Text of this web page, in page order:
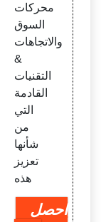
محركات
السوق
والاتجاهات
&
التقنيات
القادمة
التي
من
شأنها
تعزيز
هذه
احصل